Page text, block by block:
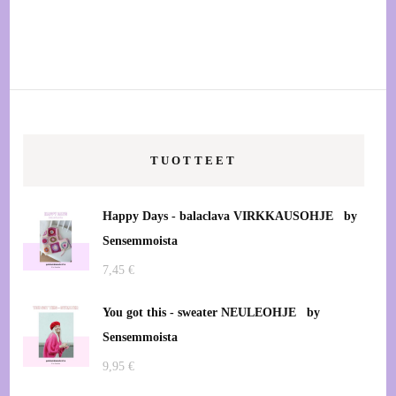
useampi
tuotteen
sivulla.
TUOTTEET
Happy Days - balaclava VIRKKAUSOHJE by
Sensemmoista
7,45€
You got this - sweater NEULEOHJE by
Sensemmoista
9,95€